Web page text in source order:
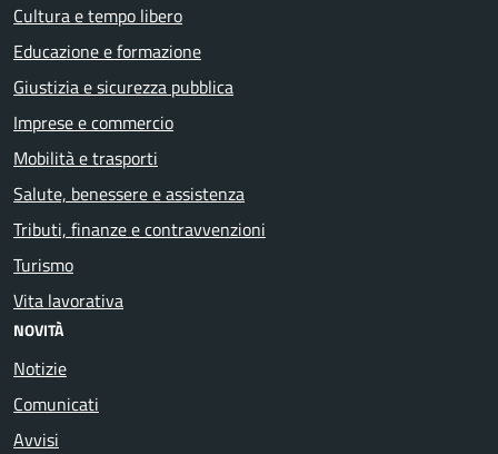
Cultura e tempo libero
Educazione e formazione
Giustizia e sicurezza pubblica
Imprese e commercio
Mobilità e trasporti
Salute, benessere e assistenza
Tributi, finanze e contravvenzioni
Turismo
Vita lavorativa
NOVITÀ
Notizie
Comunicati
Avvisi